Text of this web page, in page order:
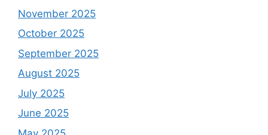
November 2025
October 2025
September 2025
August 2025
July 2025
June 2025